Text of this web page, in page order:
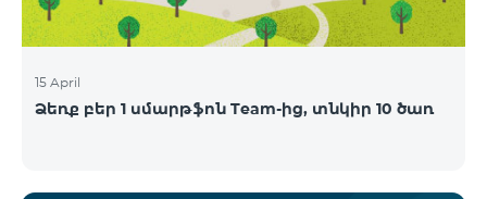
15 April
Ձեռք բեր 1 սմարթֆոն Team-ից, տնկիր 10 ծառ